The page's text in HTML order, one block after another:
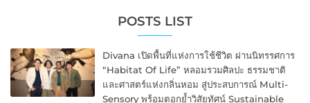
POSTS LIST
Divana เปิดพื้นที่แห่งการใช้ชีวิต ผ่านนิทรรศการ
“Habitat Of Life” หลอมรวมศิลปะ ธรรมชาติ
และศาสตร์แห่งกลิ่นหอม สู่ประสบการณ์ Multi-
Sensory พร้อมตอกย้ำวิสัยทัศน์ Sustainable